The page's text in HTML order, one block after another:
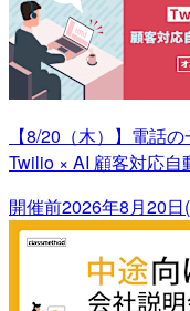
【8/20（木）】電話
Twilio × AI 顧客対応自
開催前2026年8月20日